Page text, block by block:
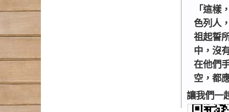
「這
色列人
祖起誓
中，沒
在他們
空，都
讓我們一